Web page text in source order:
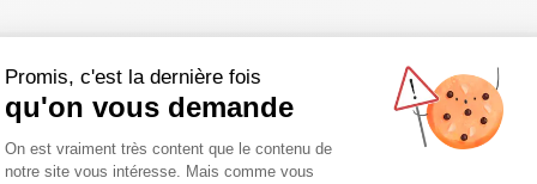
réseau national de
Promis, c'est la dernière fois
qu'on vous demande
Plateforme de Gestion du
On est vraiment très content que le contenu de
notre site vous intéresse. Mais comme vous